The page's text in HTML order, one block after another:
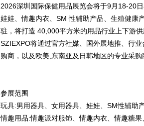
2026深圳国际保健用品展览会将于9月18-20
娃娃、情趣内衣、SM 性辅助产品、生殖健康
驻，将打造 40,000平方米的用品行业上下游
SZIEXPO将通过官方社媒、国外展地推、行
购商，以及欧美,东南亚及日韩地区的专业采购
参展范围
玩具:男用器具、女用器具、娃娃、SM性辅助
情趣用品:情趣派对服饰、情趣内衣、情趣糖